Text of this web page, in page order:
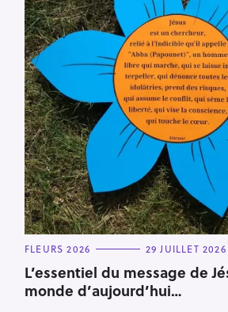
C
T
E
G
O
FLEURS 2026 29 JUILLET 2026
L’essentiel du message de
monde d’aujourd’hui…